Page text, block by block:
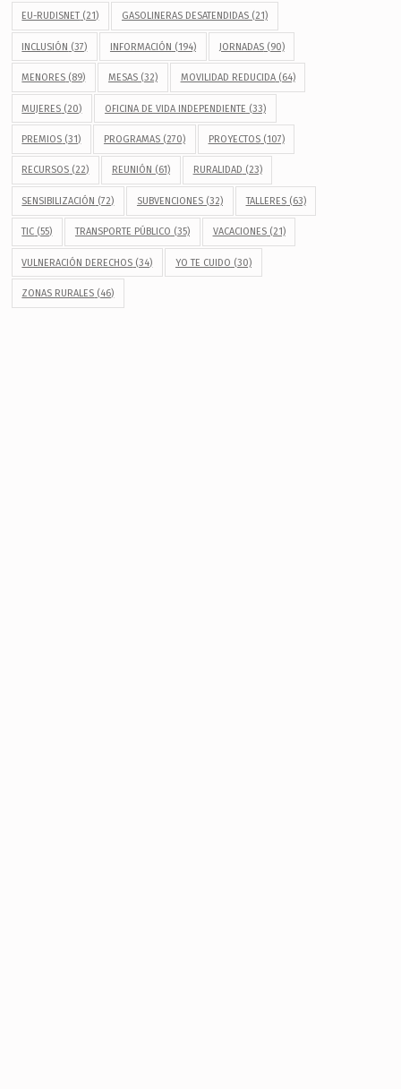
EU-RUDISNET (21) GASOLINERAS DESATENDIDAS(21)
INCLUSIÓN (37) INFORMACIÓN (194) JORNADAS(90)
MENORES (89) MESAS(32) MOVILIDAD REDUCIDA(64)
MUJERES (20) OFICINA DE VIDA INDEPENDIENTE (33)
PREMIOS (31) PROGRAMAS(270) PROYECTOS(107)
RECURSOS (22) REUNIÓN (61) RURALIDAD (23)
SENSIBILIZACIÓN (72) SUBVENCIONES(32) TALLERES(63)
TIC (55) TRANSPORTE PÚBLICO (35) VACACIONES(21)
VULNERACIÓN DERECHOS (34) YO TE CUIDO (30)
ZONAS RURALES (46)